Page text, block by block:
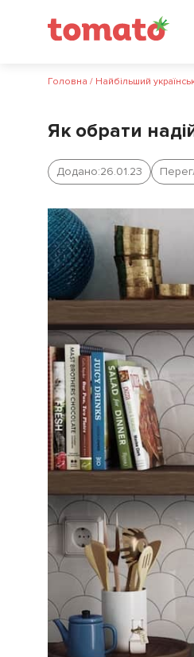
Головна / Найбільший
Як обрати
Додано:26.01.23